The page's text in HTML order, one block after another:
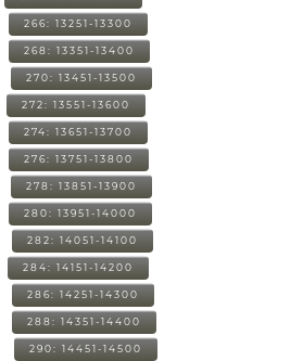
266: 13251-13300
268: 13351-13400
270: 13451-13500
272: 13551-13600
274: 13651-13700
276: 13751-13800
278: 13851-13900
280: 13951-14000
282: 14051-14100
284: 14151-14200
286: 14251-14300
288: 14351-14400
290: 14451-14500